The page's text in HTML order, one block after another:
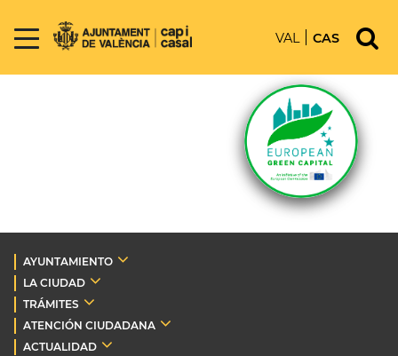
VAL CAS
AYUNTAMIENTO
LA CIUDAD
TRÁMITES
ATENCIÓN CIUDADANA
ACTUALIDAD